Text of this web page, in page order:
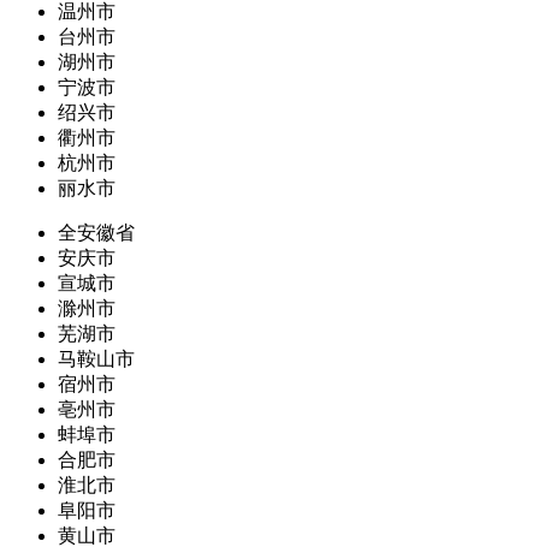
温州市
台州市
湖州市
宁波市
绍兴市
衢州市
杭州市
丽水市
全安徽省
安庆市
宣城市
滁州市
芜湖市
马鞍山市
宿州市
亳州市
蚌埠市
合肥市
淮北市
阜阳市
黄山市